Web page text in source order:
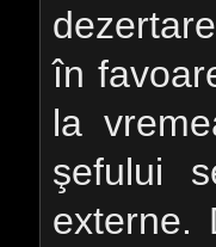
în
la
şefului
externe.